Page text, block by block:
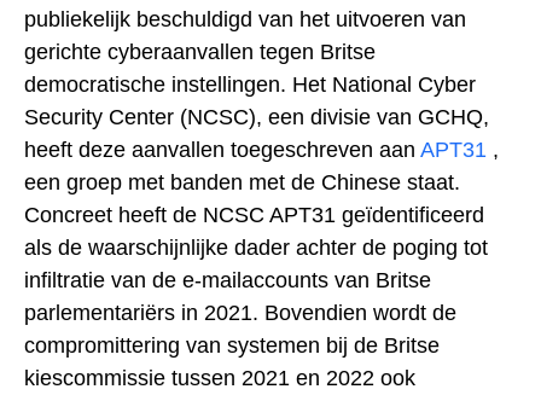
publiekelijk beschuldigd van het uitvoeren van
gerichte cyberaanvallen tegen Britse
democratische instellingen. Het National Cyber
Security Center (NCSC), een divisie van GCHQ,
heeft deze aanvallen toegeschreven aan APT31 ,
een groep met banden met de Chinese staat.
Concreet heeft de NCSC APT31 geïdentificeerd
als de waarschijnlijke dader achter de poging tot
infiltratie van de e-mailaccounts van Britse
parlementariërs in 2021. Bovendien wordt de
compromittering van systemen bij de Britse
kiescommissie tussen 2021 en 2022 ook